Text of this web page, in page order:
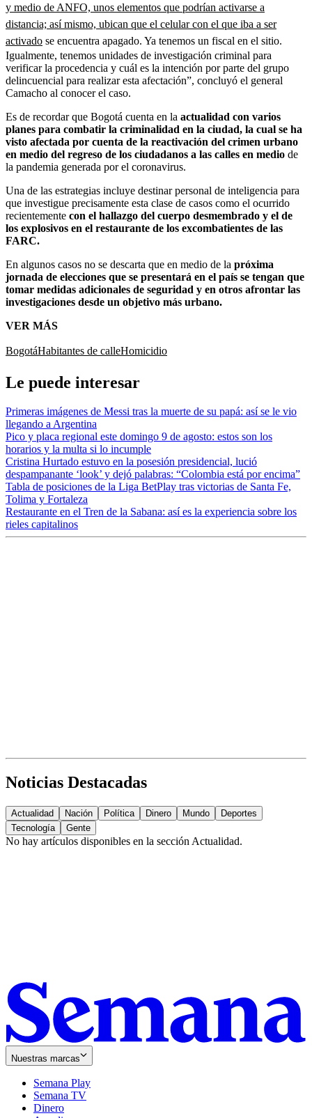
y medio de ANFO, unos elementos que podrían activarse a
distancia; así mismo, ubican que el celular con el que iba a ser
activado se encuentra apagado. Ya tenemos un fiscal en el sitio.
Igualmente, tenemos unidades de investigación criminal para
verificar la procedencia y cuál es la intención por parte del grupo
delincuencial para realizar esta afectación”, concluyó el general
Camacho al conocer el caso.
Es de recordar que Bogotá cuenta en la actualidad con varios
planes para combatir la criminalidad en la ciudad, la cual se ha
visto afectada por cuenta de la reactivación del crimen urbano
en medio del regreso de los ciudadanos a las calles en medio de
la pandemia generada por el coronavirus.
Una de las estrategias incluye destinar personal de inteligencia para
que investigue precisamente esta clase de casos como el ocurrido
recientemente con el hallazgo del cuerpo desmembrado y el de
los explosivos en el restaurante de los excombatientes de las
FARC.
En algunos casos no se descarta que en medio de la próxima
jornada de elecciones que se presentará en el país se tengan que
tomar medidas adicionales de seguridad y en otros afrontar las
investigaciones desde un objetivo más urbano.
VER MÁS
BogotáHabitantes de calleHomicidio
Le puede interesar
Primeras imágenes de Messi tras la muerte de su papá: así se le vio
llegando a Argentina
Pico y placa regional este domingo 9 de agosto: estos son los
horarios y la multa si lo incumple
Cristina Hurtado estuvo en la posesión presidencial, lució
despampanante ‘look’ y dejó palabras: “Colombia está por encima”
Tabla de posiciones de la Liga BetPlay tras victorias de Santa Fe,
Tolima y Fortaleza
Restaurante en el Tren de la Sabana: así es la experiencia sobre los
rieles capitalinos
Noticias Destacadas
Actualidad Nación Política Dinero Mundo
Deportes
Tecnología
Gente
No hay artículos disponibles en la sección Actualidad.
Nuestras marcas
Semana Play
Semana TV
Dinero